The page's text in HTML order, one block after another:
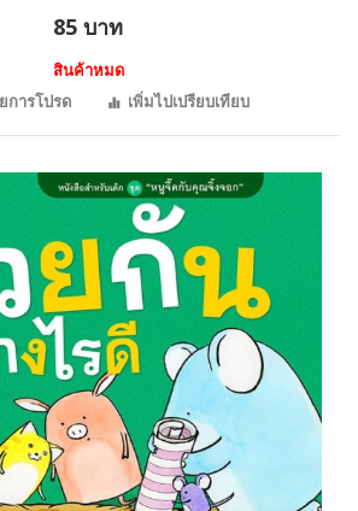
85 บาท
สินค้าหมด
การโปรด
เพิ่มไปเปรียบเทียบ